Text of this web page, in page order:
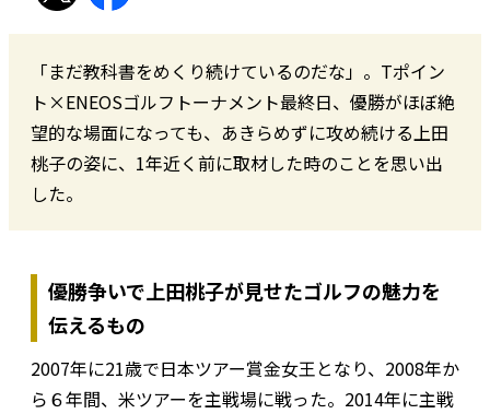
「まだ教科書をめくり続けているのだな」。Tポイン
ト×ENEOSゴルフトーナメント最終日、優勝がほぼ絶
望的な場面になっても、あきらめずに攻め続ける上田
桃子の姿に、1年近く前に取材した時のことを思い出
した。
優勝争いで上田桃子が見せたゴルフの魅力を
伝えるもの
2007年に21歳で日本ツアー賞金女王となり、2008年か
ら６年間、米ツアーを主戦場に戦った。2014年に主戦